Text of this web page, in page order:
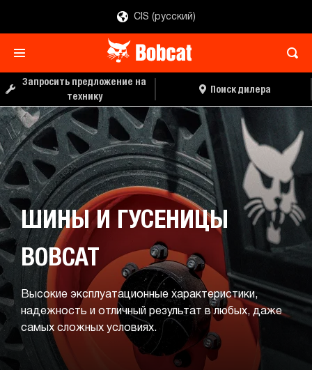
CIS (русский)
Запросить предложение на
технику
Поиск дилера
ШИНЫ И ГУСЕНИЦЫ
BOBCAT
Высокие эксплуатационные характеристики,
надежность и отличный результат в любых, даже
самых сложных условиях.